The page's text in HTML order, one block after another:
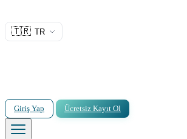
🇹🇷 TR
Giriş Yap Ücretsiz Kayıt Ol